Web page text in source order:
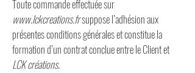
Toute commande effectuée sur
www.lckcreations.frsuppose l’adhésion aux
présentes conditions générales et constitue la
formation d’un contrat conclue entre le Client et
LCK créations.